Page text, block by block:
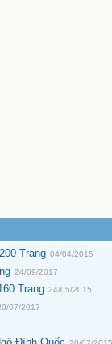
Trang 04/04/2015
24/09/2017
Trang 24/05/2015
07/2017